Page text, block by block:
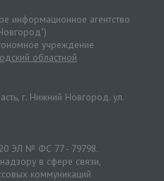
информационное агентство
учреждение
областной
г. Нижний Новгород. ул.
ЭЛ № ФС 77 - 79798.
в сфере связи,
коммуникаций